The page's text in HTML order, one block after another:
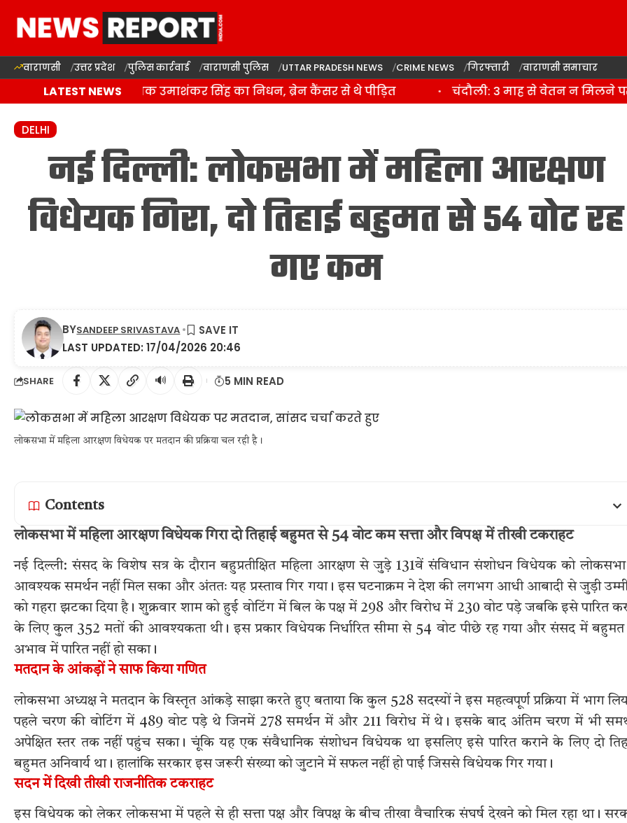
वाराणसी उत्तर प्रदेश पुलिस कार्रवाई वाराणसी पुलिस UTTAR PRADESH NEWS CRIME NEWS गिरफ्तारी वाराणसी समाचार
LATEST NEWS
के इकलौते विधायक उमाशंकर सिंह का निधन, ब्रेन कैंसर से थे पीड़ित चंदौली: 3 माह से वेतन न मिलने पर
DELHI
नई दिल्ली: लोकसभा में महिला आरक्षण
विधेयक गिरा, दो तिहाई बहुमत से 54 वोट रह
गए कम
LAST UPDATED: 17/04/2026 20:46
BYSANDEEP SRIVASTAVA
SHARE 🔊 5 MIN READ
लोकसभा में महिला आरक्षण विधेयक पर मतदान की प्रक्रिया चल रही है।
Contents
लोकसभा में महिला आरक्षण विधेयक गिरा दो तिहाई बहुमत से 54 वोट कम सत्ता और विपक्ष में तीखी टकराहट
नई दिल्ली: संसद के विशेष सत्र के दौरान बहुप्रतीक्षित महिला आरक्षण से जुड़े 131वें संविधान संशोधन विधेयक को
आवश्यक समर्थन नहीं मिल सका और अंततः यह प्रस्ताव गिर गया। इस घटनाक्रम ने देश की लगभग आधी आबादी से जुड़ी
को गहरा झटका दिया है। शुक्रवार शाम को हुई वोटिंग में बिल के पक्ष में 298 और विरोध में 230 वोट पड़े जबकि इसे पारित
के लिए कुल 352 मतों की आवश्यकता थी। इस प्रकार विधेयक निर्धारित सीमा से 54 वोट पीछे रह गया और संसद में
अभाव में पारित नहीं हो सका।
मतदान के आंकड़ों ने साफ किया गणित
लोकसभा अध्यक्ष ने मतदान के विस्तृत आंकड़े साझा करते हुए बताया कि कुल 528 सदस्यों ने इस महत्वपूर्ण प्रक्रिया में भाग
पहले चरण की वोटिंग में 489 वोट पड़े थे जिनमें 278 समर्थन में और 211 विरोध में थे। इसके बाद अंतिम चरण में भी
अपेक्षित स्तर तक नहीं पहुंच सका। चूंकि यह एक संवैधानिक संशोधन विधेयक था इसलिए इसे पारित कराने के लिए दो
बहुमत अनिवार्य था। हालांकि सरकार इस जरूरी संख्या को जुटाने में सफल नहीं हो पाई जिससे विधेयक गिर गया।
सदन में दिखी तीखी राजनीतिक टकराहट
इस विधेयक को लेकर लोकसभा में पहले से ही सत्ता पक्ष और विपक्ष के बीच तीखा वैचारिक संघर्ष देखने को मिल रहा था।